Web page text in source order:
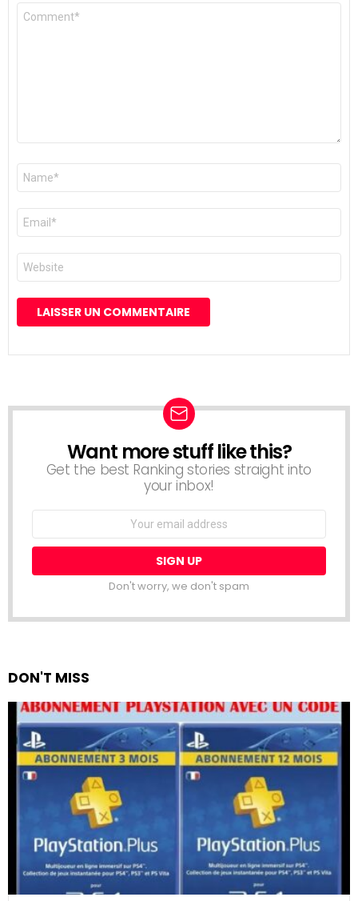
Commentaire
Nom
E-
mail
*
Site
web
NEWSLETTER
Want more stuff like this?
Get the best Ranking stories straight into
your inbox!
Don't worry, we don't spam
DON'T MISS